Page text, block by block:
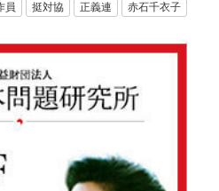
員 挺対協 正義連 赤石千衣子